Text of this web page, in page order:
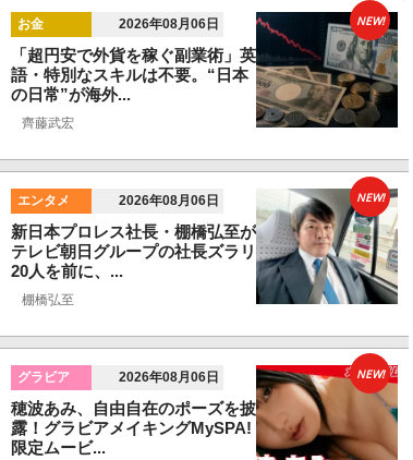
お金 2026年08月06日
「超円安で外貨を稼ぐ副業術」英
語・特別なスキルは不要。“日本
の日常”が海外...
齊藤武宏
NEW!
エンタメ 2026年08月06日
新日本プロレス社長・棚橋弘至が
テレビ朝日グループの社長ズラリ
20人を前に、...
棚橋弘至
NEW!
グラビア 2026年08月06日
穂波あみ、自由自在のポーズを披
露！グラビアメイキングMySPA!
限定ムービ...
NEW!